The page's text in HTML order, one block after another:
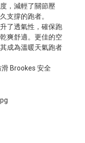
，減輕了關節壓
支撐的跑者。
了透氣性，確保跑
爽舒適。更佳的空
成為溫暖天氣跑者